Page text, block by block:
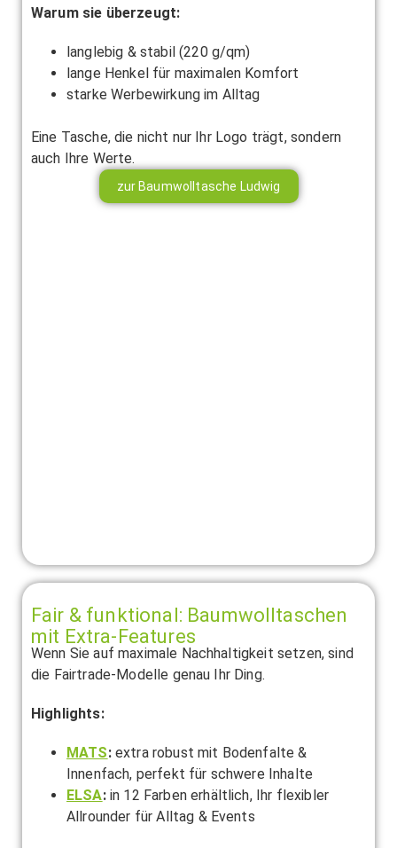
Warum sie überzeugt:
langlebig & stabil (220 g/qm)
lange Henkel für maximalen Komfort
starke Werbewirkung im Alltag
Eine Tasche, die nicht nur Ihr Logo trägt, sondern
auch Ihre Werte.
zur Baumwolltasche Ludwig
Fair & funktional: Baumwolltaschen
mit Extra-Features
Wenn Sie auf maximale Nachhaltigkeit setzen, sind
die Fairtrade-Modelle genau Ihr Ding.
Highlights:
MATS:extra robust mit Bodenfalte &
Innenfach, perfekt für schwere Inhalte
ELSA:in 12 Farben erhältlich, Ihr flexibler
Allrounder für Alltag & Events